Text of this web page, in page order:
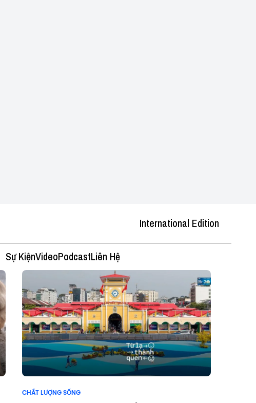
International Edition
Sự KiệnVideoPodcastLiên Hệ
CHẤT LƯỢNG SỐNG